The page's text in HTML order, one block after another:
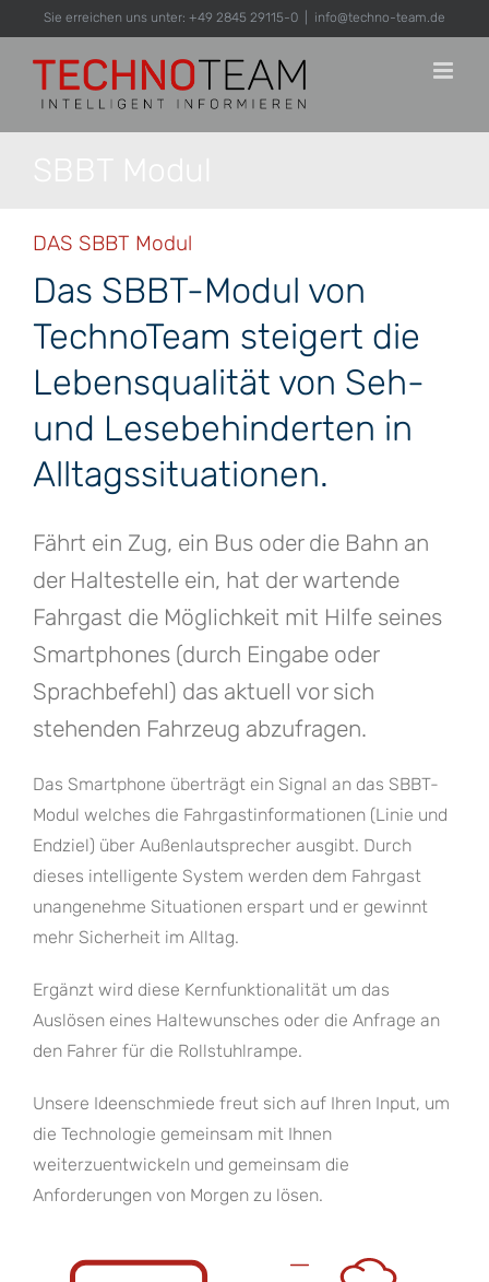
Inhalt
springen
Sie erreichen uns unter: +49 2845 29115-0 info@techno-team.de
DAS SBBT Modul
Das SBBT-Modul von
TechnoTeam steigert die
Lebensqualität von Seh-
und Lesebehinderten in
Alltagssituationen.
Fährt ein Zug, ein Bus oder die Bahn an
der Haltestelle ein, hat der wartende
Fahrgast die Möglichkeit mit Hilfe seines
Smartphones (durch Eingabe oder
Sprachbefehl) das aktuell vor sich
stehenden Fahrzeug abzufragen.
Das Smartphone überträgt ein Signal an das SBBT-
Modul welches die Fahrgastinformationen (Linie und
Endziel) über Außenlautsprecher ausgibt. Durch
dieses intelligente System werden dem Fahrgast
unangenehme Situationen erspart und er gewinnt
mehr Sicherheit im Alltag.
Ergänzt wird diese Kernfunktionalität um das
Auslösen eines Haltewunsches oder die Anfrage an
den Fahrer für die Rollstuhlrampe.
Unsere Ideenschmiede freut sich auf Ihren Input, um
die Technologie gemeinsam mit Ihnen
weiterzuentwickeln und gemeinsam die
Anforderungen von Morgen zu lösen.